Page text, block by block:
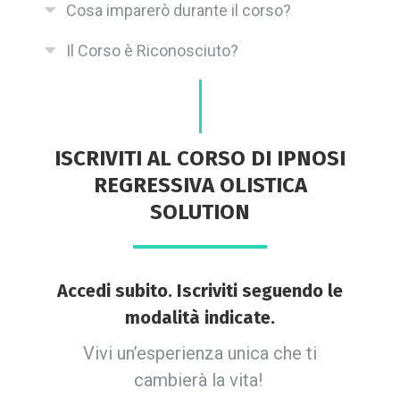
Cosa imparerò durante il corso?
Il Corso è Riconosciuto?
ISCRIVITI AL CORSO DI IPNOSI
REGRESSIVA OLISTICA
SOLUTION
Accedi subito. Iscriviti seguendo le
modalità indicate.
Vivi un’esperienza unica che ti
cambierà la vita!